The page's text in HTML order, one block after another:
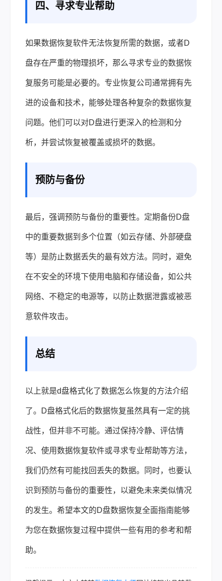
四、寻求专业帮助
如果数据恢复软件无法恢复所需的数据，或者D
盘存在严重的物理损坏，那么寻求专业的数据恢
复服务可能是必要的。专业恢复公司通常拥有先
进的设备和技术，能够处理各种复杂的数据恢复
问题。他们可以对D盘进行更深入的检测和分
析，并尝试恢复被覆盖或损坏的数据。
预防与备份
最后，强调预防与备份的重要性。定期备份D盘
中的重要数据到多个位置（如云存储、外部硬盘
等）是防止数据丢失的最有效方法。同时，避免
在不安全的环境下使用电脑和存储设备，如公共
网络、不稳定的电源等，以防止数据泄露或被恶
意软件攻击。
总结
以上就是d盘格式化了数据怎么恢复的方法介绍
了。D盘格式化后的数据恢复虽然具有一定的挑
战性，但并非不可能。通过保持冷静、评估情
况、使用数据恢复软件或寻求专业帮助等方法，
我们仍然有可能找回丢失的数据。同时，也要认
识到预防与备份的重要性，以避免未来类似情况
的发生。希望本文的D盘数据恢复全面指南能够
为您在数据恢复过程中提供一些有用的参考和帮
助。